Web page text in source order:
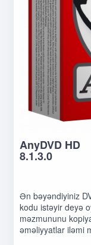
AnyDVD HD
8.1.3.0
Ən bəyəndiyiniz
kodu istəyir deyə
məzmununu
əməliyyatlar iləmi